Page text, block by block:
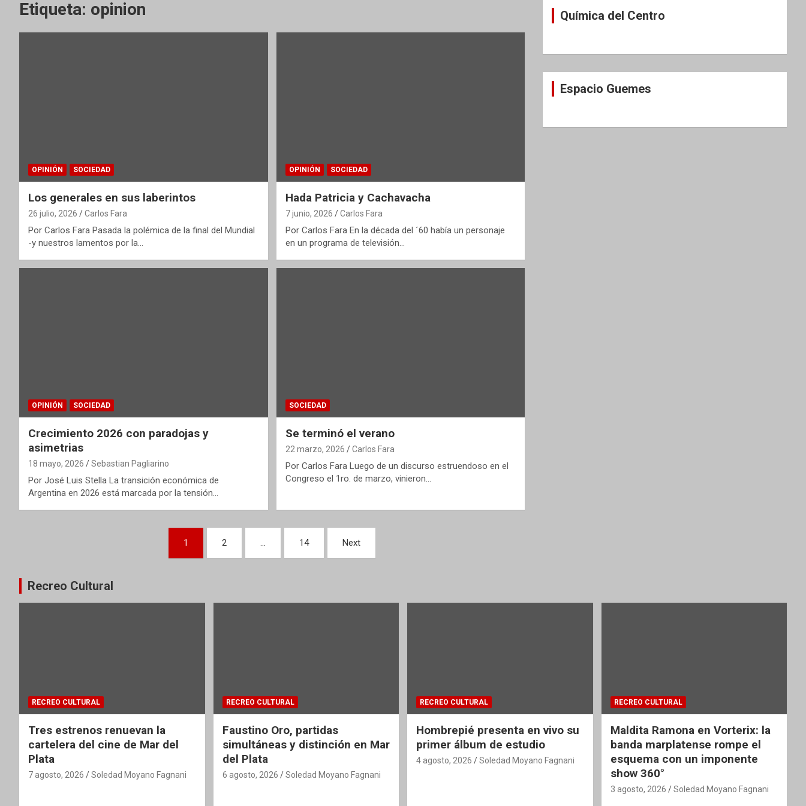
Etiqueta: opinion
OPINIÓN SOCIEDAD
Los generales en sus laberintos
26 julio, 2026 Carlos Fara
Por Carlos Fara Pasada la polémica de la final del Mundial
-y nuestros lamentos por la…
OPINIÓN SOCIEDAD
Hada Patricia y Cachavacha
7 junio, 2026 Carlos Fara
Por Carlos Fara En la década del ´60 había un personaje
en un programa de televisión…
OPINIÓN SOCIEDAD
Crecimiento 2026 con paradojas y
asimetrias
18 mayo, 2026 Sebastian Pagliarino
Por José Luis Stella La transición económica de
Argentina en 2026 está marcada por la tensión…
SOCIEDAD
Se terminó el verano
22 marzo, 2026 Carlos Fara
Por Carlos Fara Luego de un discurso estruendoso en el
Congreso el 1ro. de marzo, vinieron…
entradas
1 2 … 14 Next
Química del Centro
Espacio Guemes
Recreo Cultural
RECREO CULTURAL
Tres estrenos renuevan la
cartelera del cine de Mar del
Plata
7 agosto, 2026 Soledad Moyano Fagnani
RECREO CULTURAL
Faustino Oro, partidas
simultáneas y distinción en Mar
del Plata
6 agosto, 2026 Soledad Moyano Fagnani
RECREO CULTURAL
Hombrepié presenta en vivo su
primer álbum de estudio
4 agosto, 2026 Soledad Moyano Fagnani
RECREO CULTURAL
Maldita Ramona en Vorterix: la
banda marplatense rompe el
esquema con un imponente
show 360°
3 agosto, 2026 Soledad Moyano Fagnani